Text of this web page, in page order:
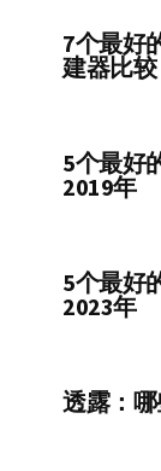
7个最好
建器比较
5个最好
2019年
5个最好
2023年
透露：